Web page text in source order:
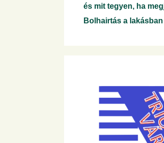
és mit tegyen, ha
Bolhairtás a lakásban